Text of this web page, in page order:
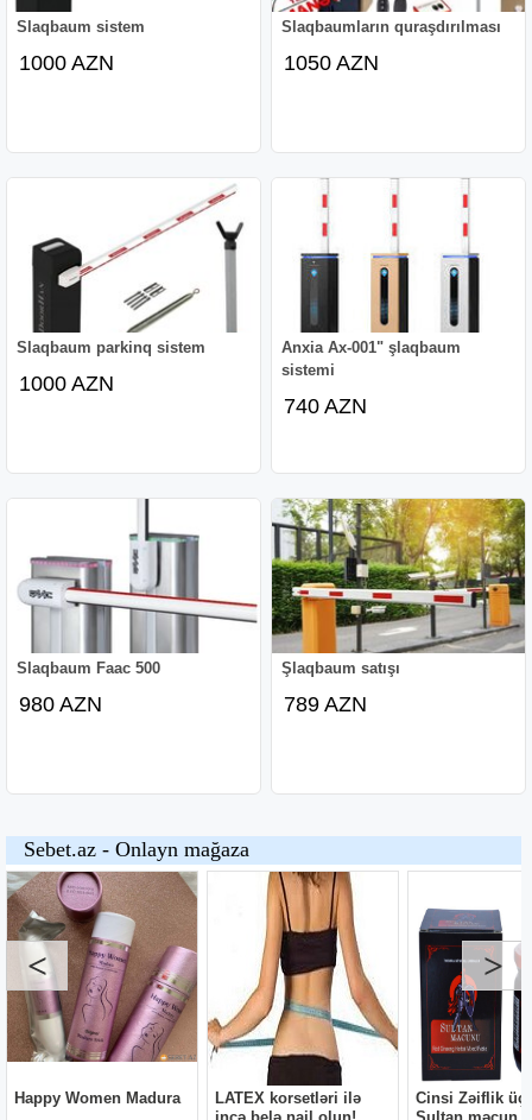
Slaqbaum sistem
1000 AZN
Slaqbaumların quraşdırılması
1050 AZN
Slaqbaum parkinq sistem
1000 AZN
Anxia Ax-001" şlaqbaum
sistemi
740 AZN
Slaqbaum Faac 500
980 AZN
Şlaqbaum satışı
789 AZN